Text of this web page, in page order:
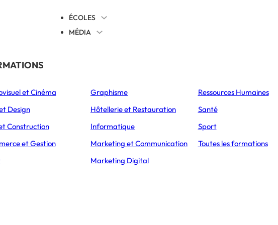
ÉCOLES
MÉDIA
Éducation
L’Express Éducation
Bachelors
L’Express Éducation
Masters
et Cinéma
Design
Construction
et Gestion
Graphisme
Hôtellerie et Restauration
Informatique
Marketing et Communication
Marketing Digital
Ressources Humaines
Santé
Sport
Toutes les formations
ARTICLES TOUT SAVOIR SUR LA PHASE D’ADMISSION PARCOURSUP : FONCTIONNEMENT, RÉPONSES, LISTES D’ATTENTE